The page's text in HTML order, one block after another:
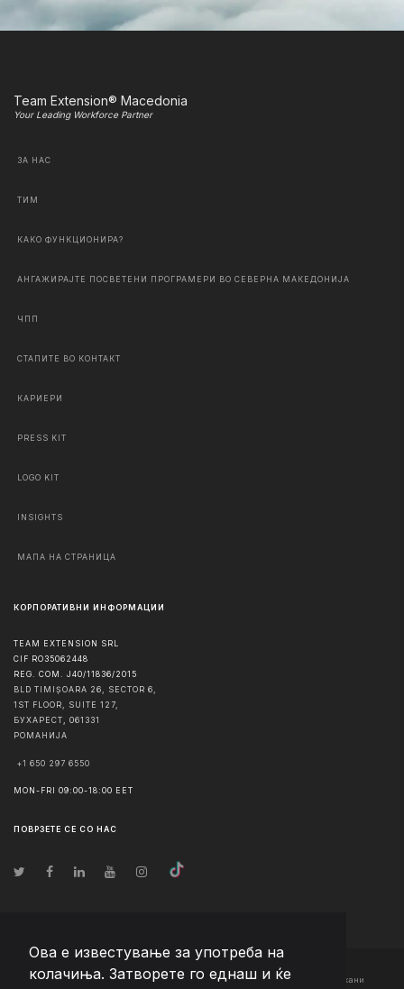
Ова е известување за употреба на
колачиња. Затворете го еднаш и ќе
Team Extension® Macedonia
Your Leading Workforce Partner
ЗА НАС
ТИМ
КАКО ФУНКЦИОНИРА?
АНГАЖИРАЈТЕ ПОСВЕТЕНИ ПРОГРАМЕРИ ВО СЕВЕРНА МАКЕДОНИЈА
ЧПП
СТАПИТЕ ВО КОНТАКТ
КАРИЕРИ
PRESS KIT
LOGO KIT
INSIGHTS
МАПА НА СТРАНИЦА
КОРПОРАТИВНИ ИНФОРМАЦИИ
TEAM EXTENSION SRL
CIF RO35062448
REG. COM. J40/11836/2015
BLD TIMIȘOARA 26, SECTOR 6,
1ST FLOOR, SUITE 127,
БУХАРЕСТ
061331
РОМАНИЈА
+1 650 297 6550
MON-FRI 09:00-18:00 EET
ПОВРЗЕТЕ СЕ СО НАС
© Авторско право2026 Team Extension Macedonia - Сите права задржани